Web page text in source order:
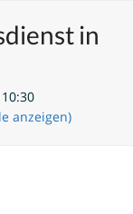
in
10:30
anzeigen)